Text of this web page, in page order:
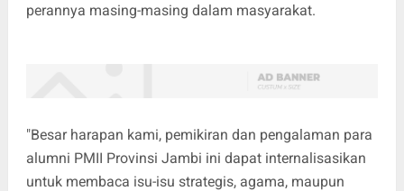
perannya masing-masing dalam masyarakat.
"Besar harapan kami, pemikiran dan pengalaman para
alumni PMII Provinsi Jambi ini dapat internalisasikan
untuk membaca isu-isu strategis, agama, maupun